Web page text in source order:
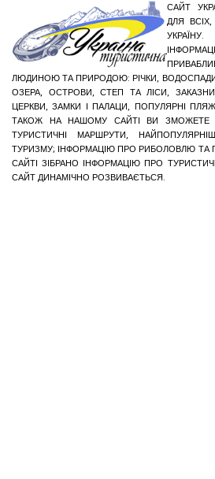
САЙТ
ДЛЯ
ЛЮДИНОЮ ТА ПРИРОДОЮ: РІЧКИ,
ОЗЕРА, ОСТРОВИ, СТЕП ТА ЛІСИ,
ЦЕРКВИ, ЗАМКИ І ПАЛАЦИ, ПОПУЛЯРНІ
ТАКОЖ НА НАШОМУ САЙТІ ВИ ЗМОЖЕТЕ
ТУРИСТИЧНІ МАРШРУТИ,
ТУРИЗМУ; ІНФОРМАЦІЮ ПРО РИБОЛОВЛЮ ТА
САЙТІ ЗІБРАНО ІНФОРМАЦІЮ ПРО
САЙТ ДИНАМІЧНО РОЗВИВАЄТЬСЯ.